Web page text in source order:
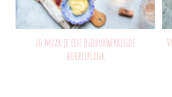
Zo maak je een indrukwekkende
borrelplank